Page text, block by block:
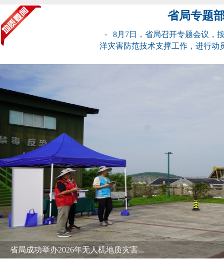
省局专题
-
8月7日，省局召开专题会议，
洋灾害防范技术支撑工作，进行动
省局成功举办2026年无人机地质灾害...